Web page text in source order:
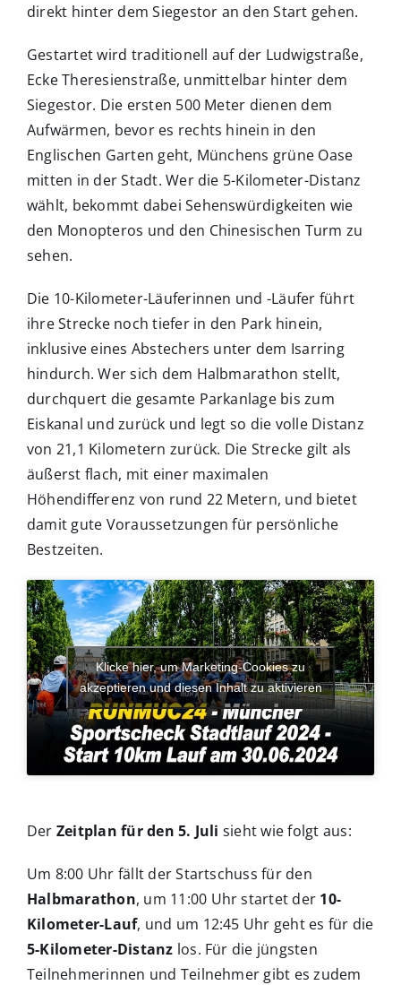
direkt hinter dem Siegestor an den Start gehen.
Gestartet wird traditionell auf der Ludwigstraße,
Ecke Theresienstraße, unmittelbar hinter dem
Siegestor. Die ersten 500 Meter dienen dem
Aufwärmen, bevor es rechts hinein in den
Englischen Garten geht, Münchens grüne Oase
mitten in der Stadt. Wer die 5-Kilometer-Distanz
wählt, bekommt dabei Sehenswürdigkeiten wie
den Monopteros und den Chinesischen Turm zu
sehen.
Die 10-Kilometer-Läuferinnen und -Läufer führt
ihre Strecke noch tiefer in den Park hinein,
inklusive eines Abstechers unter dem Isarring
hindurch. Wer sich dem Halbmarathon stellt,
durchquert die gesamte Parkanlage bis zum
Eiskanal und zurück und legt so die volle Distanz
von 21,1 Kilometern zurück. Die Strecke gilt als
äußerst flach, mit einer maximalen
Höhendifferenz von rund 22 Metern, und bietet
damit gute Voraussetzungen für persönliche
Bestzeiten.
Klicke hier, um Marketing-Cookies zu
akzeptieren und diesen Inhalt zu aktivieren
Der Zeitplan für den 5. Juli sieht wie folgt aus:
Um 8:00 Uhr fällt der Startschuss für den
Halbmarathon, um 11:00 Uhr startet der 10-
Kilometer-Lauf, und um 12:45 Uhr geht es für die
5-Kilometer-Distanz los. Für die jüngsten
Teilnehmerinnen und Teilnehmer gibt es zudem